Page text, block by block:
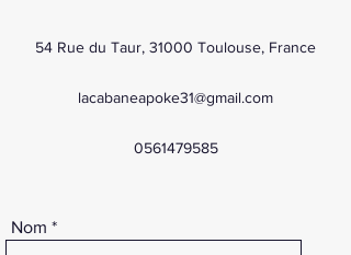
54 Rue du Taur, 31000 Toulouse, France
lacabaneapoke31@gmail.com
0561479585
Nom